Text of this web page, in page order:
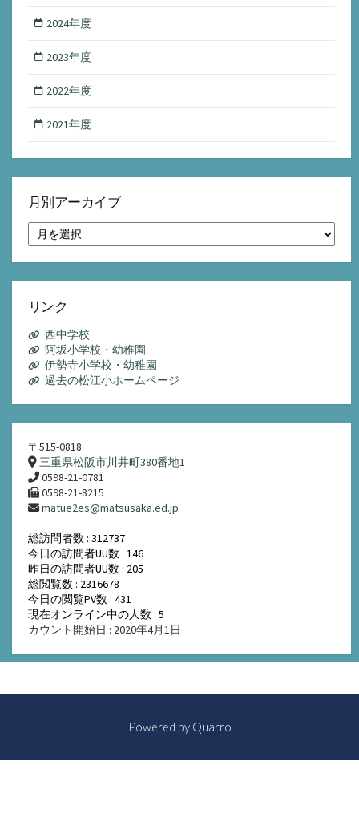
2024年度
2023年度
2022年度
2021年度
月別アーカイブ
別
ア
イ
リンク
西中学校
阿坂小学校・幼稚園
伊勢寺小学校・幼稚園
過去の松江小ホームページ
〒515-0818
三重県松阪市川井町380番地1
0598-21-0781
0598-21-8215
matue2es@matsusaka.ed.jp
総訪問者数 : 312737
今日の訪問者UU数 : 146
昨日の訪問者UU数 : 205
総閲覧数 : 2316678
今日の閲覧PV数 : 431
現在オンライン中の人数 : 5
カウント開始日 : 2020年4月1日
Powered by Quarro